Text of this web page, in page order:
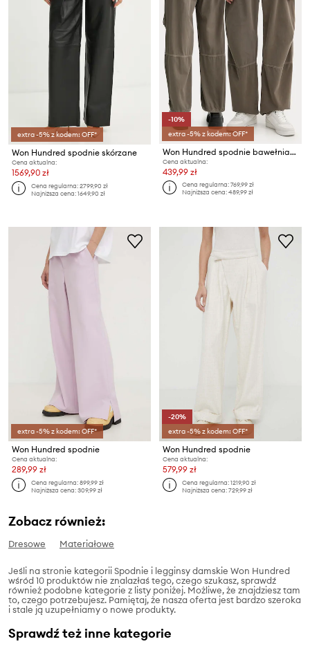
extra -5% z kodem: OFF*
Won Hundred spodnie skórzane
Cena aktualna:
1569,90 zł
Cena regularna:2799,90 zł
Najniższa cena:1649,90 zł
-10%
extra -5% z kodem: OFF*
Won Hundred spodnie bawełniane
Cena aktualna:
439,99 zł
Cena regularna:769,99 zł
Najniższa cena:489,99 zł
extra -5% z kodem: OFF*
Won Hundred spodnie
Cena aktualna:
289,99 zł
Cena regularna:899,99 zł
Najniższa cena:309,99 zł
-20%
extra -5% z kodem: OFF*
Won Hundred spodnie
Cena aktualna:
579,99 zł
Cena regularna:1219,90 zł
Najniższa cena:729,99 zł
Zobacz również:
Dresowe Materiałowe
Jeśli na stronie kategorii Spodnie i legginsy damskie Won Hundred
wśród 10 produktów nie znalazłaś tego, czego szukasz, sprawdź
również podobne kategorie z listy poniżej. Możliwe, że znajdziesz tam
to, czego potrzebujesz. Pamiętaj, że nasza oferta jest bardzo szeroka
i stale ją uzupełniamy o nowe produkty.
Sprawdź też inne kategorie